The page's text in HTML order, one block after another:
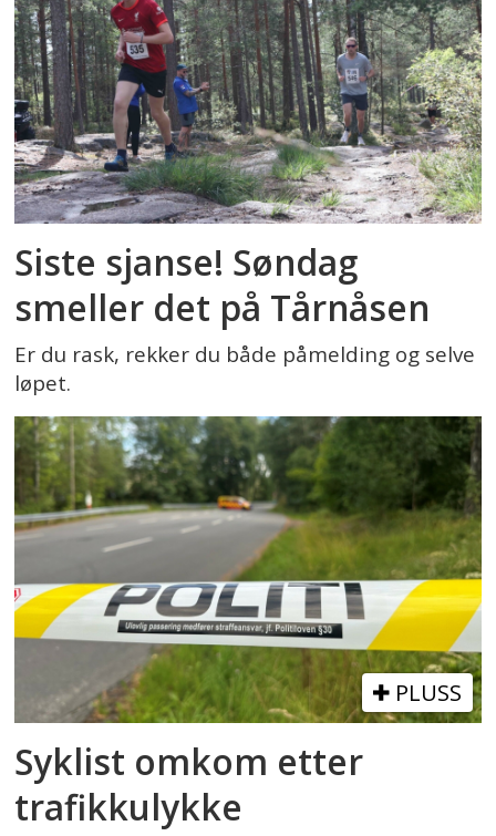
Siste sjanse! Søndag
smeller det på Tårnåsen
Er du rask, rekker du både påmelding og selve
løpet.
PLUSS
Syklist omkom etter
trafikkulykke